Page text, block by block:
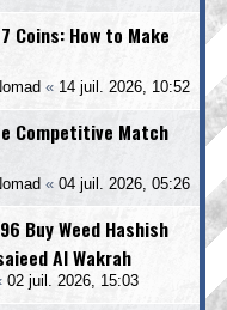
Coins: How to Make
« 14 juil. 2026, 10:52
Competitive Match
« 04 juil. 2026, 05:26
Buy Weed Hashish
Al Wakrah
02 juil. 2026, 15:03